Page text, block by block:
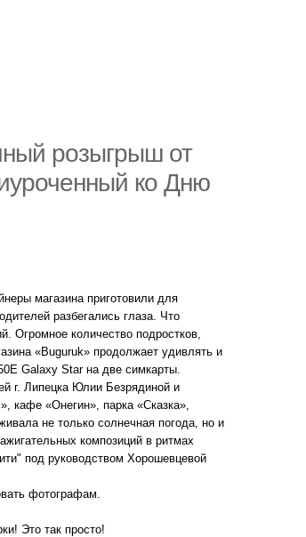
розыгрыш от
ко Дню
магазина приготовили для
разбегались глаза. Что
количество подростков,
«Buguruk» продолжает удивлять и
Galaxy Star на две симкарты.
г. Липецка Юлии Безрядиной и
кафе «Онегин», парка «Сказка»,
не только солнечная погода, но и
композиций в ритмах
под руководством Хорошевцевой
фотографам.
Это так просто!